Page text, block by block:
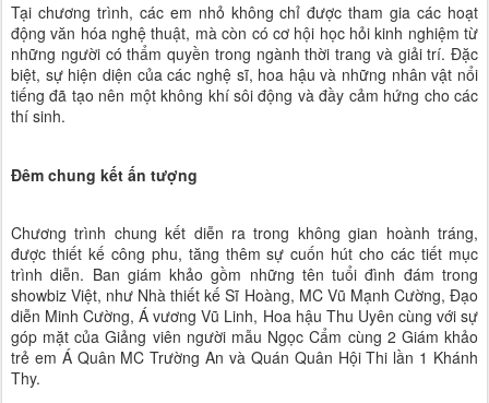
Tại chương trình, các em nhỏ không chỉ được tham gia các hoạt
động văn hóa nghệ thuật, mà còn có cơ hội học hỏi kinh nghiệm từ
những người có thẩm quyền trong ngành thời trang và giải trí. Đặc
biệt, sự hiện diện của các nghệ sĩ, hoa hậu và những nhân vật nổi
tiếng đã tạo nên một không khí sôi động và đầy cảm hứng cho các
thí sinh.
Đêm chung kết ấn tượng
Chương trình chung kết diễn ra trong không gian hoành tráng,
được thiết kế công phu, tăng thêm sự cuốn hút cho các tiết mục
trình diễn. Ban giám khảo gồm những tên tuổi đình đám trong
showbiz Việt, như Nhà thiết kế Sĩ Hoàng, MC Vũ Mạnh Cường, Đạo
diễn Minh Cường, Á vương Vũ Linh, Hoa hậu Thu Uyên cùng với sự
góp mặt của Giảng viên người mẫu Ngọc Cẩm cùng 2 Giám khảo
trẻ em Á Quân MC Trường An và Quán Quân Hội Thi lần 1 Khánh
Thy.